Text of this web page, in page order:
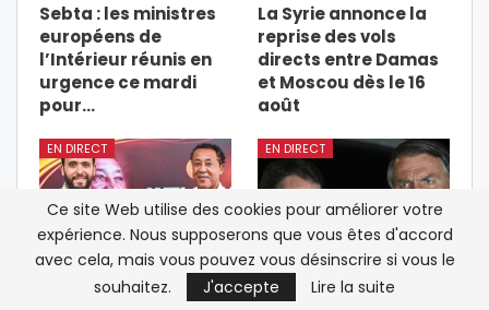
Sebta : les ministres
européens de
l’Intérieur réunis en
urgence ce mardi
pour…
La Syrie annonce la
reprise des vols
directs entre Damas
et Moscou dès le 16
août
EN DIRECT
La RS Berkane
EN DIRECT
Présidentielle au
Ce site Web utilise des cookies pour améliorer votre
expérience. Nous supposerons que vous êtes d'accord
avec cela, mais vous pouvez vous désinscrire si vous le
souhaitez.
J'accepte Lire la suite